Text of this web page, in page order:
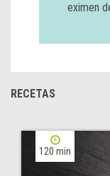
eximen
RECETAS
120 min